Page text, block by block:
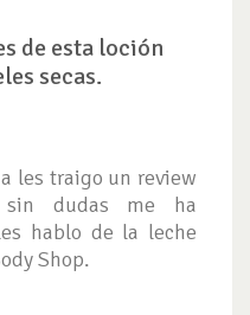
de esta loción
secas.
les traigo un review
dudas me ha
hablo de la leche
Shop.